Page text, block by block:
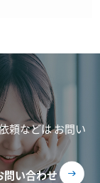
頼などはお問い
問い合わせ